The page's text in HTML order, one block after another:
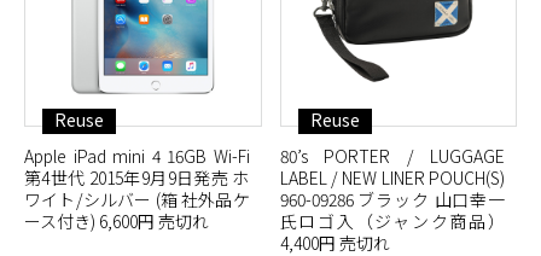
Reuse
Apple iPad mini 4 16GB Wi-Fi
第4世代 2015年9月9日発売 ホ
ワイト/シルバー (箱 社外品ケ
ース付き) 6,600円 売切れ
Reuse
80’s PORTER / LUGGAGE
LABEL / NEW LINER POUCH(S)
960-09286 ブラック 山口幸一
氏ロゴ入（ジャンク商品）
4,400円 売切れ